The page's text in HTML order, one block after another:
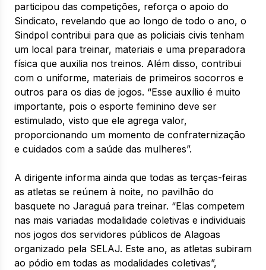
participou das competições, reforça o apoio do
Sindicato, revelando que ao longo de todo o ano, o
Sindpol contribui para que as policiais civis tenham
um local para treinar, materiais e uma preparadora
física que auxilia nos treinos. Além disso, contribui
com o uniforme, materiais de primeiros socorros e
outros para os dias de jogos. “Esse auxílio é muito
importante, pois o esporte feminino deve ser
estimulado, visto que ele agrega valor,
proporcionando um momento de confraternização
e cuidados com a saúde das mulheres”.
A dirigente informa ainda que todas as terças-feiras
as atletas se reúnem à noite, no pavilhão do
basquete no Jaraguá para treinar. “Elas competem
nas mais variadas modalidade coletivas e individuais
nos jogos dos servidores públicos de Alagoas
organizado pela SELAJ. Este ano, as atletas subiram
ao pódio em todas as modalidades coletivas”,